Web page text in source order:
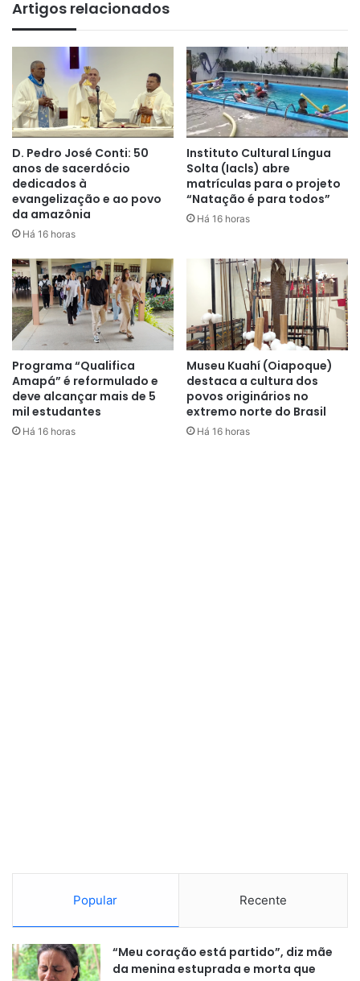
Artigos relacionados
D. Pedro José Conti: 50
anos de sacerdócio
dedicados à
evangelização e ao povo
da amazônia
Há 16 horas
Instituto Cultural Língua
Solta (Iacls) abre
matrículas para o projeto
“Natação é para todos”
Há 16 horas
Programa “Qualifica
Amapá” é reformulado e
deve alcançar mais de 5
mil estudantes
Há 16 horas
Museu Kuahí (Oiapoque)
destaca a cultura dos
povos originários no
extremo norte do Brasil
Há 16 horas
Popular Recente
“Meu coração está partido”, diz mãe
da menina estuprada e morta que